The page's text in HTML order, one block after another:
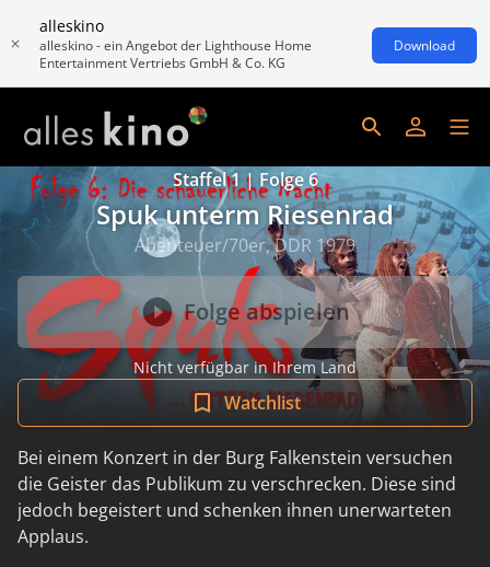
alleskino
alleskino - ein Angebot der Lighthouse Home
Entertainment Vertriebs GmbH & Co. KG
Download
Staffel 1 | Folge 6
Spuk unterm Riesenrad
Abenteuer/70er, DDR 1979
Folge abspielen
Nicht verfügbar in Ihrem Land
Watchlist
Bei einem Konzert in der Burg Falkenstein versuchen
die Geister das Publikum zu verschrecken. Diese sind
jedoch begeistert und schenken ihnen unerwarteten
Applaus.